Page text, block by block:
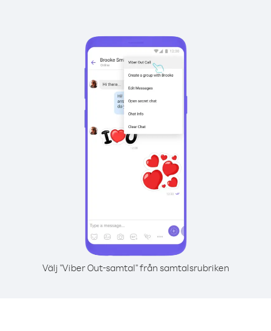
Välj "Viber Out-samtal" från samtalsrubriken